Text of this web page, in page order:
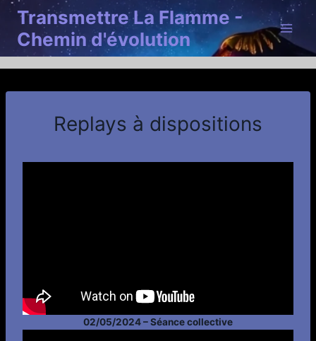
Aller
contenu
Transmettre La Flamme -
Chemin d'évolution
Replays à dispositions
02/05/2024 – Séance collective